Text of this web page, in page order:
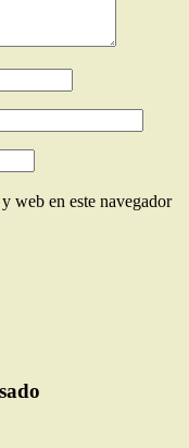
web en este navegador